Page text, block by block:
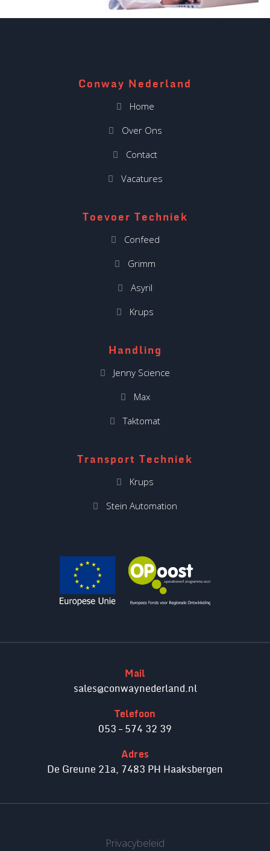
Conway Nederland
Home
Over Ons
Contact
Vacatures
Toevoer Techniek
Confeed
Grimm
Asyril
Krups
Handling
Jenny Science
Max
Taktomat
Transport Techniek
Krups
Stein Automation
Mail
sales@conwaynederland.nl
Telefoon
053 – 574 32 39
Adres
De Greune 21a, 7483 PH Haaksbergen
Privacybeleid